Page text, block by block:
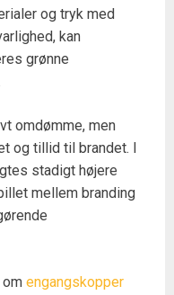
og tryk med
kan
grønne
omdømme, men
og tillid til brandet. I
stadigt højere
mellem branding
om engangskopper